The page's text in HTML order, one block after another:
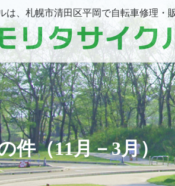
は、札幌市清田区平岡で自転車修理
件（11月－3月）